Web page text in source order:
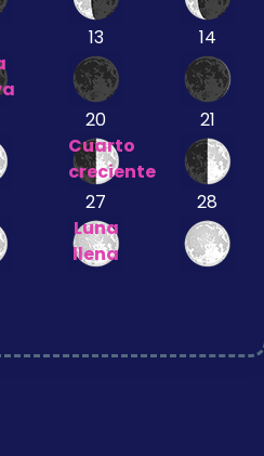
13 14
20
Cuarto
creciente
21
27
Luna
llena
28